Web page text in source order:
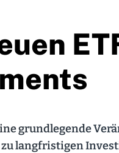
grundlegende
langfristigen